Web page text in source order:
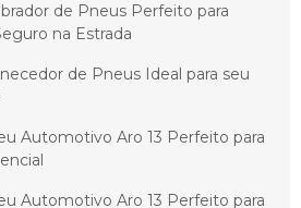
de Pneus Perfeito para
na Estrada
de Pneus Ideal para seu
Automotivo Aro 13 Perfeito para
Automotivo Aro 13 Perfeito para